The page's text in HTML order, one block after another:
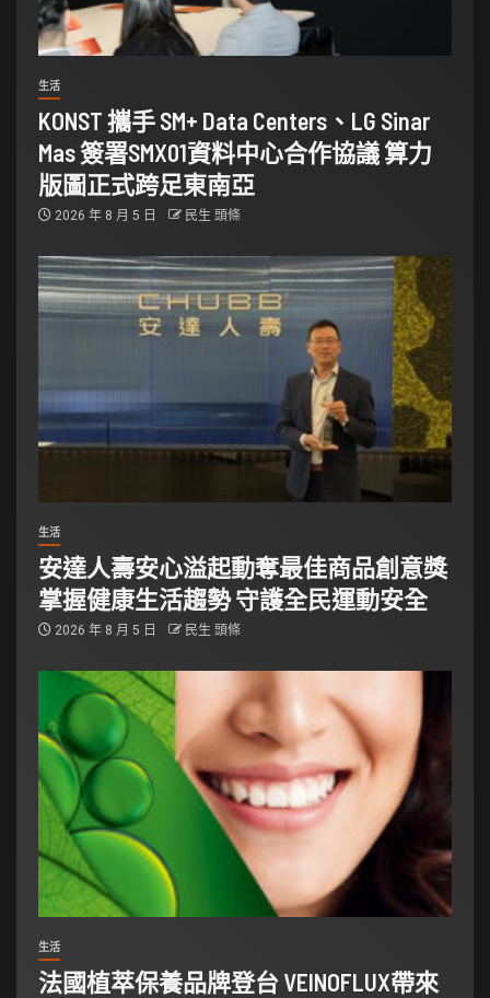
生活
KONST 攜手 SM+ Data Centers、LG Sinar
Mas 簽署SMX01資料中心合作協議 算力
版圖正式跨足東南亞
2026 年 8 月 5 日 民生 頭條
生活
安達人壽安心溢起動奪最佳商品創意獎
掌握健康生活趨勢 守護全民運動安全
2026 年 8 月 5 日 民生 頭條
生活
法國植萃保養品牌登台 VEINOFLUX帶來